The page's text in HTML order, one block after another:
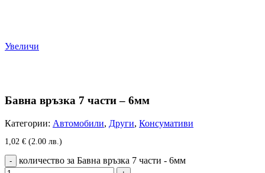
Увеличи
Бавна връзка 7 части – 6мм
Категории: Автомобили, Други, Консумативи
1,02 € (2.00 лв.)
количество за Бавна връзка 7 части - 6мм